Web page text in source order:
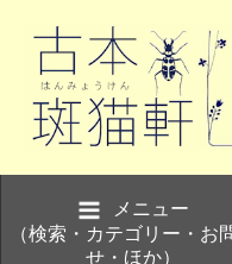
メニュー
（検索・カテゴリー・お
せ・ほか）